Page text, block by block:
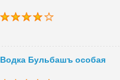
Водка Бульбашъ особая